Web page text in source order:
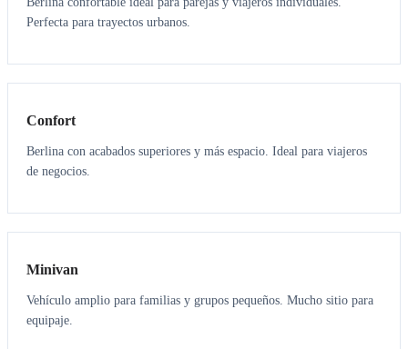
Perfecta para trayectos urbanos.
3 3
Confort
Berlina con acabados superiores y más espacio. Ideal para viajeros
de negocios.
6 5
Minivan
Vehículo amplio para familias y grupos pequeños. Mucho sitio para
equipaje.